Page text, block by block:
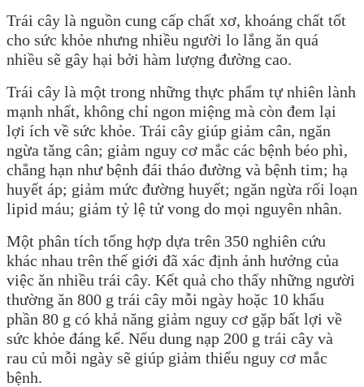
Trái cây là nguồn cung cấp chất xơ, khoáng chất tốt
cho sức khỏe nhưng nhiều người lo lắng ăn quá
nhiều sẽ gây hại bởi hàm lượng đường cao.
Trái cây là một trong những thực phẩm tự nhiên lành
mạnh nhất, không chỉ ngon miệng mà còn đem lại
lợi ích về sức khỏe. Trái cây giúp giảm cân, ngăn
ngừa tăng cân; giảm nguy cơ mắc các bệnh béo phì,
chẳng hạn như bệnh đái tháo đường và bệnh tim; hạ
huyết áp; giảm mức đường huyết; ngăn ngừa rối loạn
lipid máu; giảm tỷ lệ tử vong do mọi nguyên nhân.
Một phân tích tổng hợp dựa trên 350 nghiên cứu
khác nhau trên thế giới đã xác định ảnh hưởng của
việc ăn nhiều trái cây. Kết quả cho thấy những người
thường ăn 800 g trái cây mỗi ngày hoặc 10 khẩu
phần 80 g có khả năng giảm nguy cơ gặp bất lợi về
sức khỏe đáng kể. Nếu dung nạp 200 g trái cây và
rau củ mỗi ngày sẽ giúp giảm thiểu nguy cơ mắc
bệnh.